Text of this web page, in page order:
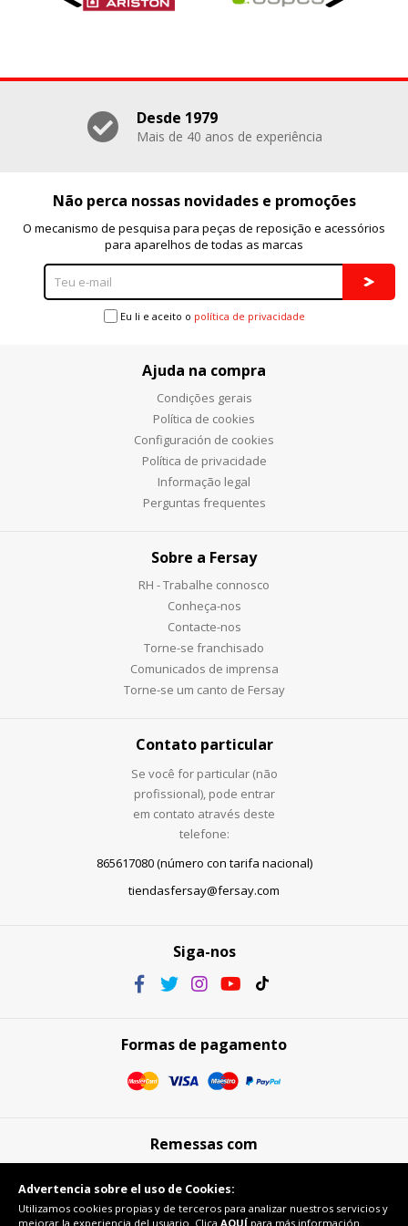
Desde 1979
Mais de 40 anos de experiência
Não perca nossas novidades e promoções
O mecanismo de pesquisa para peças de reposição e acessórios
para aparelhos de todas as marcas
Eu li e aceito o política de privacidade
Ajuda na compra
Condições gerais
Política de cookies
Configuración de cookies
Política de privacidade
Informação legal
Perguntas frequentes
Sobre a Fersay
RH - Trabalhe connosco
Conheça-nos
Contacte-nos
Torne-se franchisado
Comunicados de imprensa
Torne-se um canto de Fersay
Contato particular
Se você for particular (não
profissional), pode entrar
em contato através deste
telefone:
865617080 (número con tarifa nacional)
tiendasfersay@fersay.com
Siga-nos
Formas de pagamento
Remessas com
Advertencia sobre el uso de Cookies:
Utilizamos cookies propias y de terceros para analizar nuestros servicios y
mejorar la experiencia del usuario. Clica AQUÍ para más información.
"Configuración de cookies" al pie de la página. También puedes